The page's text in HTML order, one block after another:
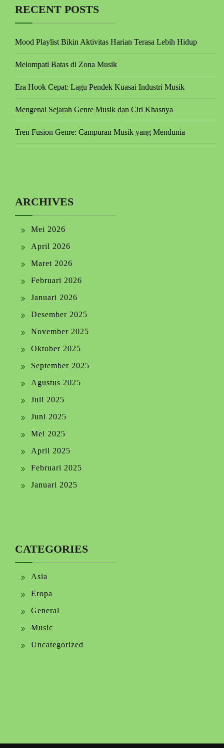
RECENT POSTS
Mood Playlist Bikin Aktivitas Harian Terasa Lebih Hidup
Melompati Batas di Zona Musik
Era Hook Cepat: Lagu Pendek Kuasai Industri Musik
Mengenal Sejarah Genre Musik dan Ciri Khasnya
Tren Fusion Genre: Campuran Musik yang Mendunia
ARCHIVES
Mei 2026
April 2026
Maret 2026
Februari 2026
Januari 2026
Desember 2025
November 2025
Oktober 2025
September 2025
Agustus 2025
Juli 2025
Juni 2025
Mei 2025
April 2025
Februari 2025
Januari 2025
CATEGORIES
Asia
Eropa
General
Music
Uncategorized